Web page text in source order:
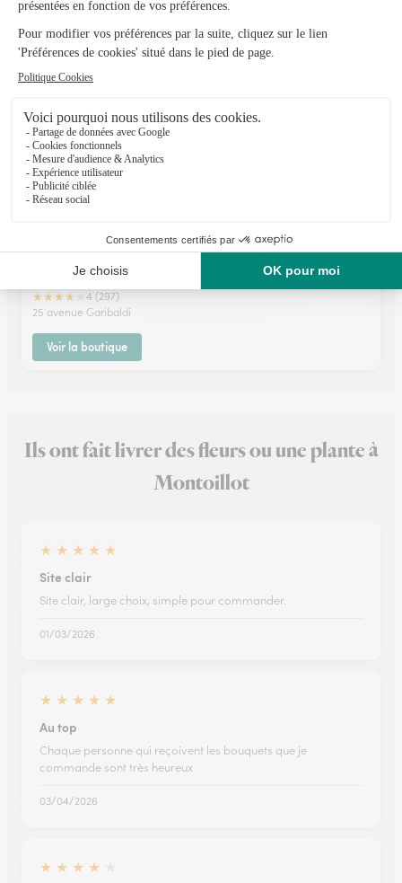
★★★★★ 3.7 (88)
Voir la boutique
Monceau Fleurs
★★★★
4 (297)
25 avenue Garibaldi
Voir la boutique
Ils ont fait livrer des fleurs ou une plante à
Montoillot
★ ★ ★ ★ ★
Site clair
Site clair, large choix, simple pour commander.
01/03/2026
★ ★ ★ ★ ★
Au top
Chaque personne qui reçoivent les bouquets que je
commande sont très heureux
03/04/2026
★ ★ ★ ★